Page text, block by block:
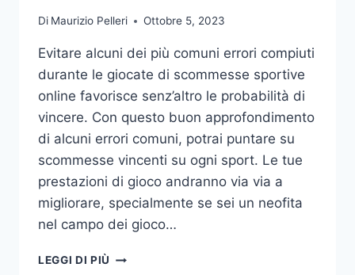
Di Maurizio Pelleri Ottobre 5, 2023
Evitare alcuni dei più comuni errori compiuti
durante le giocate di scommesse sportive
online favorisce senz’altro le probabilità di
vincere. Con questo buon approfondimento
di alcuni errori comuni, potrai puntare su
scommesse vincenti su ogni sport. Le tue
prestazioni di gioco andranno via via a
migliorare, specialmente se sei un neofita
nel campo dei gioco…
LEGGI DI PIÙ GLI